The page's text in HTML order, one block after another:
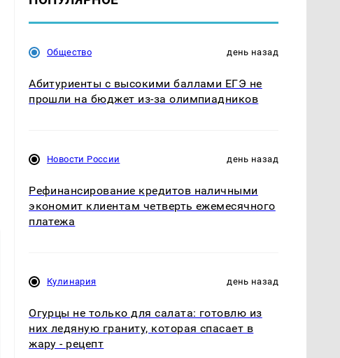
Общество день назад
Абитуриенты с высокими баллами ЕГЭ не
прошли на бюджет из-за олимпиадников
Новости России день назад
Рефинансирование кредитов наличными
экономит клиентам четверть ежемесячного
платежа
Кулинария день назад
Огурцы не только для салата: готовлю из
них ледяную граниту, которая спасает в
жару - рецепт